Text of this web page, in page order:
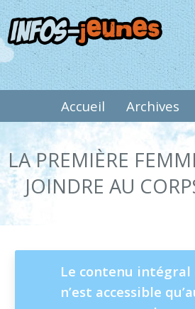
Aller
au
contenu
principal
NAVIGATION
Accueil Archives
LA PREMIÈRE
JOINDRE AU
MESSAGE
D'ÉTAT
Le contenu intégral
n’est accessible